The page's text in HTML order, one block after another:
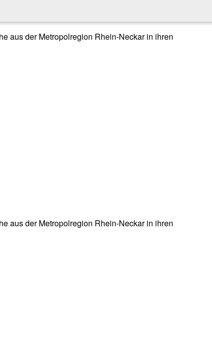
aus der Metropolregion Rhein-Neckar in ihren
aus der Metropolregion Rhein-Neckar in ihren